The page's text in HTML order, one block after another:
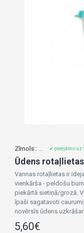
Zīmols:: ✔ pieejams uz
Ūdens
Vannas rotaļlietas ir
vienkārša - peldošu
piekārtā sietiņā/grozā.
īpaši sagatavoti
novērsīs ūdens
5,60€